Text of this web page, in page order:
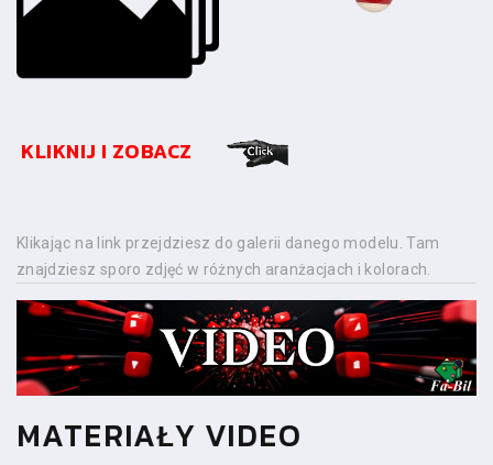
KLIKNIJ I ZOBACZ
Klikając na link przejdziesz do galerii danego modelu. Tam
znajdziesz sporo zdjęć w różnych aranżacjach i kolorach.
MATERIAŁY VIDEO